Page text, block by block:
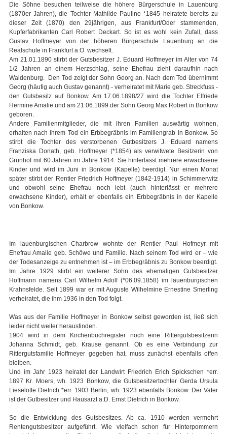
Die Söhne besuchen teilweise die höhere Bürgerschule in Lauenburg
(1870er Jahren), die Tochter Mathilde Pauline *1845 heiratete bereits zu
dieser Zeit (1870) den 29jährigen, aus Frankfurt/Oder stammenden,
Kupferfabrikanten Carl Robert Deckart. So ist es wohl kein Zufall, dass
Gustav Hoffmeyer von der höheren Bürgerschule Lauenburg an die
Realschule in Frankfurt a.O. wechselt.
Am 21.01.1890 stirbt der Gutsbesitzer J. Eduard Hoffmeyer im Alter von 74
1/2 Jahren an einem Herzschlag, seine Ehefrau zieht daraufhin nach
Waldenburg. Den Tod zeigt der Sohn Georg an. Nach dem Tod übernimmt
Georg (häufig auch Gustav genannt) - verheiratet mit Marie geb. Streckfuss -
den Gutsbesitz auf Bonkow. Am 17.06.1898/27 wird die Tochter Elfriede
Hermine Amalie und am 21.06.1899 der Sohn Georg Max Robert in Bonkow
geboren.
Andere Familienmitglieder, die mit ihren Familien auswärtig wohnen,
erhalten nach ihrem Tod ein Erbbegräbnis im Familiengrab in Bonkow. So
stirbt die Tochter des verstorbenen Gutbesitzers J. Eduard namens
Franziska Donath, geb. Hoffmeyer (*1854) als verwitwete Besitzerin von
Grünhof mit 60 Jahren im Jahre 1914. Sie hinterlässt mehrere erwachsene
Kinder und wird im Juni in Bonkow (Kapelle) beerdigt. Nur einen Monat
später stirbt der Rentier Friedrich Hoffmeyer (1842-1914) in Schimmerwitz
und obwohl seine Ehefrau noch lebt (auch hinterlässt er mehrere
erwachsene Kinder), erhält er ebenfalls ein Erbbegräbnis in der Kapelle
von Bonkow.
Im lauenburgischen Charbrow wohnte der Rentier Paul Hofmeyr mit
Ehefrau Amalie geb. Schöwe und Familie. Nach seinem Tod wird er – wie
der Todesanzeige zu entnehmen ist – im Erbbegräbnis zu Bonkow beerdigt.
Im Jahre 1929 stirbt ein weiterer Sohn des ehemaligen Gutsbesitzer
Hoffmann namens Carl Wilhelm Adolf (*06.09.1858) im lauenburgischen
Krahnsfelde. Seit 1899 war er mit Auguste Wilhelmine Ernestine Smerling
verheiratet, die ihm 1936 in den Tod folgt.
Was aus der Familie Hoffmeyer in Bonkow selbst geworden ist, ließ sich
leider nicht weiter herausfinden.
1904 wird in dem Kirchenbuchregister noch eine Rittergutsbesitzerin
Johanna Schmidt, geb. Krause genannt. Ob es eine Verbindung zur
Rittergutsfamilie Hoffmeyer gegeben hat, muss zunächst ebenfalls offen
bleiben.
Und im Jahr 1923 heiratet der Landwirt Friedrich Erich Spickschen *err.
1897 Kr. Moers, wh. 1923 Bonkow, die Gutsbesitzertochter Gerda Ursula
Lieselotte Dietrich *err. 1903 Berlin, wh. 1923 ebenfalls Bonkow. Der Vater
ist der Gutbesitzer und Hausarzt a.D. Ernst Dietrich in Bonkow.
So die Entwicklung des Gutsbesitzes. Ab ca. 1910 werden vermehrt
Rentengutsbesitzer aufgeführt. Wie vielfach schon für Hinterpommern